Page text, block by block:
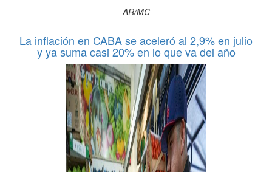
AR/MC
La inflación en CABA se aceleró al 2,9% en julio
y ya suma casi 20% en lo que va del año